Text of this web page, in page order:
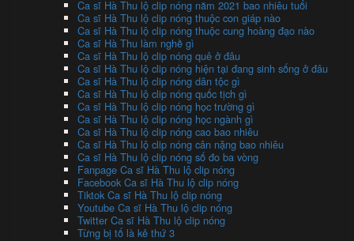
Ca sĩ Hà Thu lộ clip nóng năm 2021 bao nhiêu tuổi
Ca sĩ Hà Thu lộ clip nóng thuộc con giáp nào
Ca sĩ Hà Thu lộ clip nóng thuộc cung hoàng đạo nào
Ca sĩ Hà Thu làm nghề gì
Ca sĩ Hà Thu lộ clip nóng quê ở đâu
Ca sĩ Hà Thu lộ clip nóng hiện tại đang sinh sống ở đâu
Ca sĩ Hà Thu lộ clip nóng dân tộc gì
Ca sĩ Hà Thu lộ clip nóng quốc tịch gì
Ca sĩ Hà Thu lộ clip nóng học trường gì
Ca sĩ Hà Thu lộ clip nóng học ngành gì
Ca sĩ Hà Thu lộ clip nóng cao bao nhiêu
Ca sĩ Hà Thu lộ clip nóng cân nặng bao nhiêu
Ca sĩ Hà Thu lộ clip nóng số đo ba vòng
Fanpage Ca sĩ Hà Thu lộ clip nóng
Facebook Ca sĩ Hà Thu lộ clip nóng
Tiktok Ca sĩ Hà Thu lộ clip nóng
Youtube Ca sĩ Hà Thu lộ clip nóng
Twitter Ca sĩ Hà Thu lộ clip nóng
Từng bị tố là kẻ thứ 3